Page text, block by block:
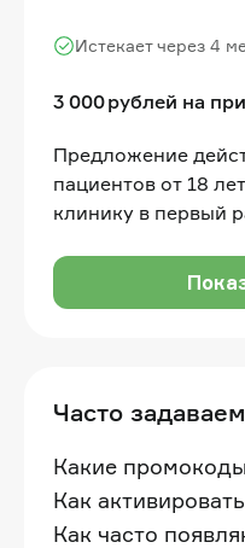
3 000 рублей на
Истекает через 4
Предложение
пациентов от 18
клинику в первый
услуги
они
Часто
Какие
Как
Как часто